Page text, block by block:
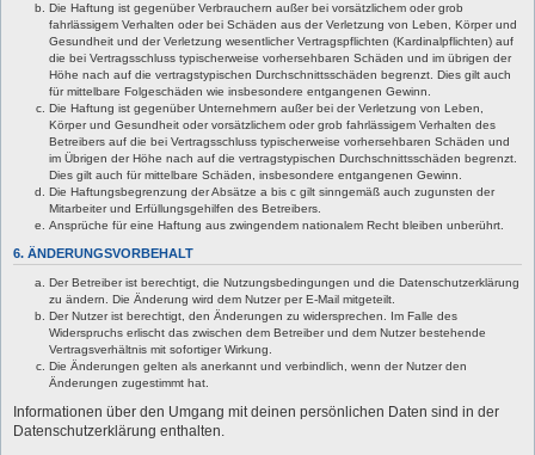
Die Haftung ist gegenüber Verbrauchern außer bei vorsätzlichem oder grob
fahrlässigem Verhalten oder bei Schäden aus der Verletzung von Leben, Körper und
Gesundheit und der Verletzung wesentlicher Vertragspflichten (Kardinalpflichten) auf
die bei Vertragsschluss typischerweise vorhersehbaren Schäden und im übrigen der
Höhe nach auf die vertragstypischen Durchschnittsschäden begrenzt. Dies gilt auch
für mittelbare Folgeschäden wie insbesondere entgangenen Gewinn.
Die Haftung ist gegenüber Unternehmern außer bei der Verletzung von Leben,
Körper und Gesundheit oder vorsätzlichem oder grob fahrlässigem Verhalten des
Betreibers auf die bei Vertragsschluss typischerweise vorhersehbaren Schäden und
im Übrigen der Höhe nach auf die vertragstypischen Durchschnittsschäden begrenzt.
Dies gilt auch für mittelbare Schäden, insbesondere entgangenen Gewinn.
Die Haftungsbegrenzung der Absätze a bis c gilt sinngemäß auch zugunsten der
Mitarbeiter und Erfüllungsgehilfen des Betreibers.
Ansprüche für eine Haftung aus zwingendem nationalem Recht bleiben unberührt.
6. ÄNDERUNGSVORBEHALT
Der Betreiber ist berechtigt, die Nutzungsbedingungen und die Datenschutzerklärung
zu ändern. Die Änderung wird dem Nutzer per E-Mail mitgeteilt.
Der Nutzer ist berechtigt, den Änderungen zu widersprechen. Im Falle des
Widerspruchs erlischt das zwischen dem Betreiber und dem Nutzer bestehende
Vertragsverhältnis mit sofortiger Wirkung.
Die Änderungen gelten als anerkannt und verbindlich, wenn der Nutzer den
Änderungen zugestimmt hat.
Informationen über den Umgang mit deinen persönlichen Daten sind in der
Datenschutzerklärung enthalten.